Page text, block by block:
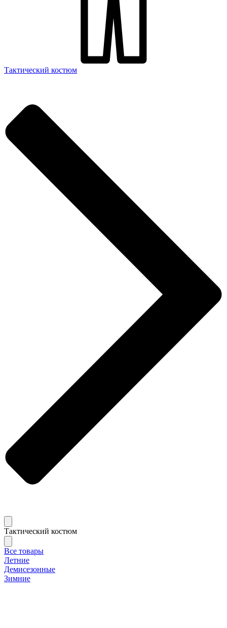
Тактический костюм
Тактический костюм
Все товары
Летние
Демисезонные
Зимние